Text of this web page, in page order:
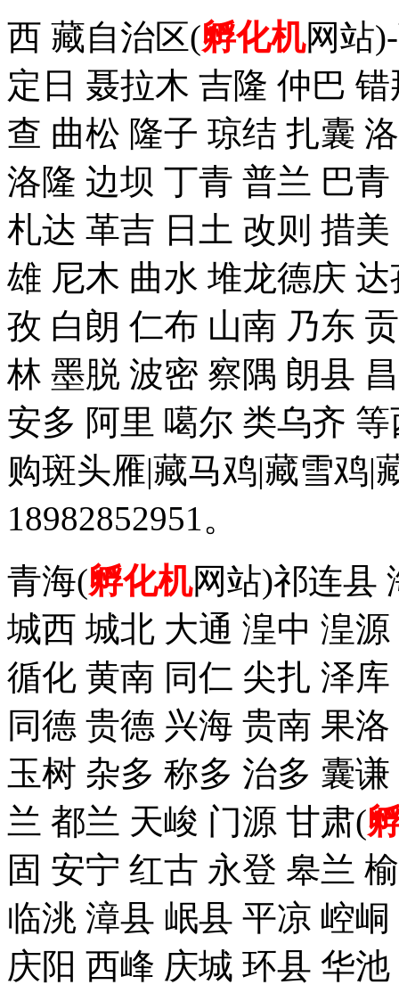
西 藏自治区(孵化机网站
定日 聂拉木 吉隆 仲巴
查 曲松 隆子 琼结 扎囊
洛隆 边坝 丁青 普兰 巴
札达 革吉 日土 改则 措
雄 尼木 曲水 堆龙德庆
孜 白朗 仁布 山南 乃东
林 墨脱 波密 察隅 朗县
安多 阿里 噶尔 类乌齐
购斑头雁|藏马鸡|藏雪鸡|
18982852951。
青海(孵化机网站)祁连县
城西 城北 大通 湟中 湟
循化 黄南 同仁 尖扎 泽
同德 贵德 兴海 贵南 果
玉树 杂多 称多 治多 囊
兰 都兰 天峻 门源 甘肃(
固 安宁 红古 永登 皋兰
临洮 漳县 岷县 平凉 崆
庆阳 西峰 庆城 环县 华